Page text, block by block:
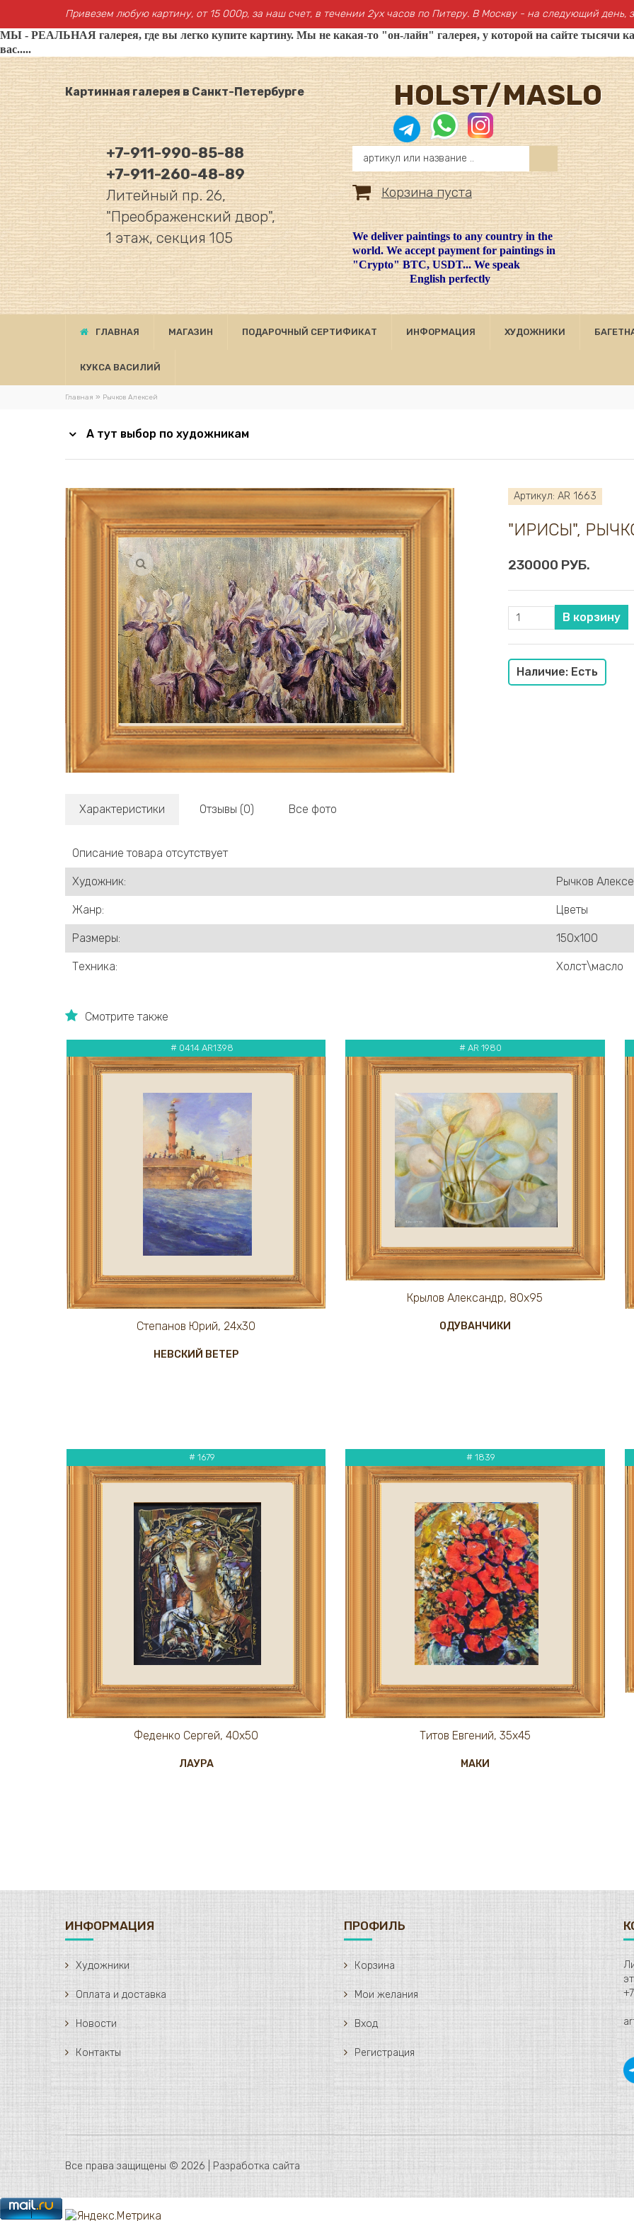
Привезем любую картину, от 15 000р, за наш счет, в течении 2ух часов по Питеру. В Москву - на следующий
МЫ - РЕАЛЬНАЯ галерея, где вы легко купите картину. Мы не какая-то "он-лайн" галерея, у которой на сайте тысячи
вас.....
Картинная галерея в Санкт-Петербурге HOLST/MASLO
+7-911-990-85-88
+7-911-260-48-89
Литейный пр. 26,
"Преображенский двор",
1 этаж, секция 105
Корзина пуста
We deliver paintings to any country in the
world. We accept payment for paintings in
"Crypto" BTC, USDT... We speak
English perfectly
ГЛАВНАЯ МАГАЗИН ПОДАРОЧНЫЙ СЕРТИФИКАТ ИНФОРМАЦИЯ ХУДОЖНИКИ
КУКСА ВАСИЛИЙ
Главная » Рычков Алексей
А тут выбор по художникам
Артикул: AR 1663
"ИРИСЫ",
230000 РУБ.
Наличие: Есть
Характеристики Отзывы (0) Все фото
Описание товара отсутствует
Художник: Рычков
Жанр: Цветы
Размеры: 150х100
Техника: Холст\масло
Смотрите также
# 0414 AR1398
Степанов Юрий, 24х30
НЕВСКИЙ ВЕТЕР
# AR 1980
Крылов Александр, 80х95
ОДУВАНЧИКИ
# 1679
Феденко Сергей, 40х50
ЛАУРА
# 1839
Титов Евгений, 35х45
МАКИ
ИНФОРМАЦИЯ
Художники
Оплата и доставка
Новости
Контакты
ПРОФИЛЬ
Корзина
Мои желания
Вход
Регистрация
Все права защищены © 2026 | Разработка сайта